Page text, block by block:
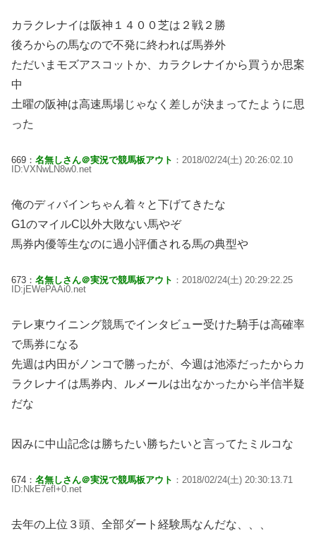
カラクレナイは阪神１４００芝は２戦２勝
後ろからの馬なので不発に終われば馬券外
ただいまモズアスコットか、カラクレナイから買うか思案
中
土曜の阪神は高速馬場じゃなく差しが決まってたように思
った
669： 名無しさん＠実況で競馬板アウト ：2018/02/24(土) 20:26:02.10
ID:VXNwLN8w0.net
俺のディバインちゃん着々と下げてきたな
G1のマイルC以外大敗ない馬やぞ
馬券内優等生なのに過小評価される馬の典型や
673： 名無しさん＠実況で競馬板アウト ：2018/02/24(土) 20:29:22.25
ID:jEWePAAi0.net
テレ東ウイニング競馬でインタビュー受けた騎手は高確率
で馬券になる
先週は内田がノンコで勝ったが、今週は池添だったからカ
ラクレナイは馬券内、ルメールは出なかったから半信半疑
だな
因みに中山記念は勝ちたい勝ちたいと言ってたミルコな
674： 名無しさん＠実況で競馬板アウト ：2018/02/24(土) 20:30:13.71
ID:NkE7efl+0.net
去年の上位３頭、全部ダート経験馬なんだな、、、